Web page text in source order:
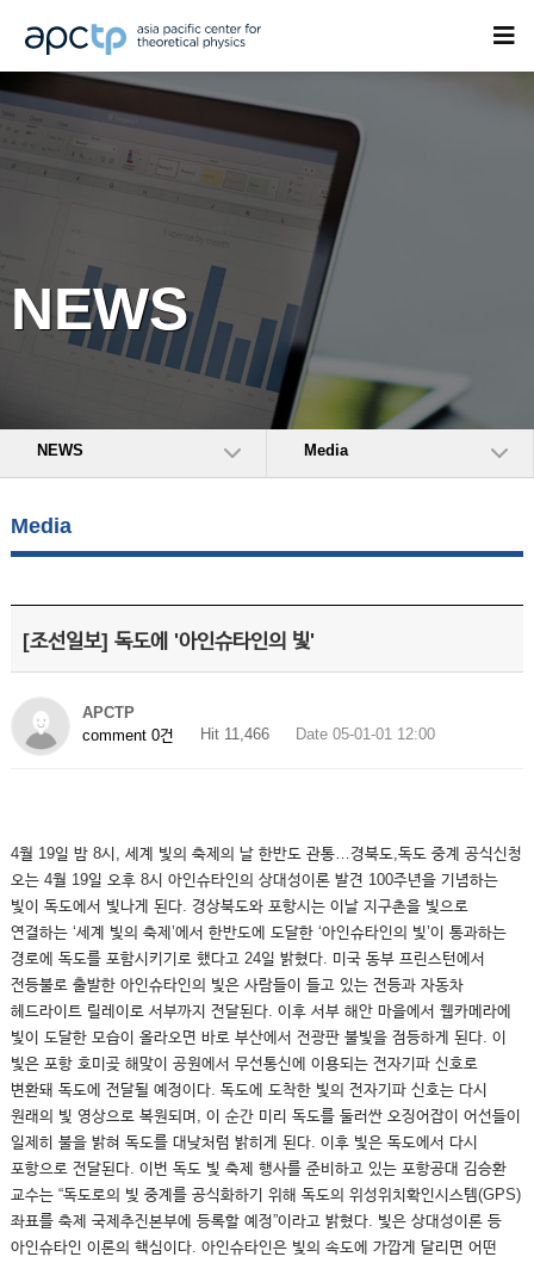
NEWS
NEWS Media
Media
[조선일보] 독도에 '아인슈타인의 빛'
APCTP
comment 0건
Hit 11,466 Date 05-01-01 12:00
4월 19일 밤 8시, 세계 빛의 축제의 날 한반도 관통…경북도,독도 중계 공식신청
오는 4월 19일 오후 8시 아인슈타인의 상대성이론 발견 100주년을 기념하는
빛이 독도에서 빛나게 된다. 경상북도와 포항시는 이날 지구촌을 빛으로
연결하는 ‘세계 빛의 축제’에서 한반도에 도달한 ‘아인슈타인의 빛’이 통과하는
경로에 독도를 포함시키기로 했다고 24일 밝혔다. 미국 동부 프린스턴에서
전등불로 출발한 아인슈타인의 빛은 사람들이 들고 있는 전등과 자동차
헤드라이트 릴레이로 서부까지 전달된다. 이후 서부 해안 마을에서 웹카메라에
빛이 도달한 모습이 올라오면 바로 부산에서 전광판 불빛을 점등하게 된다. 이
빛은 포항 호미곶 해맞이 공원에서 무선통신에 이용되는 전자기파 신호로
변환돼 독도에 전달될 예정이다. 독도에 도착한 빛의 전자기파 신호는 다시
원래의 빛 영상으로 복원되며, 이 순간 미리 독도를 둘러싼 오징어잡이 어선들이
일제히 불을 밝혀 독도를 대낮처럼 밝히게 된다. 이후 빛은 독도에서 다시
포항으로 전달된다. 이번 독도 빛 축제 행사를 준비하고 있는 포항공대 김승환
교수는 “독도로의 빛 중계를 공식화하기 위해 독도의 위성위치확인시스템(GPS)
좌표를 축제 국제추진본부에 등록할 예정”이라고 밝혔다. 빛은 상대성이론 등
아인슈타인 이론의 핵심이다. 아인슈타인은 빛의 속도에 가깝게 달리면 어떤